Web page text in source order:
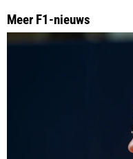
Meer F1-nieuws